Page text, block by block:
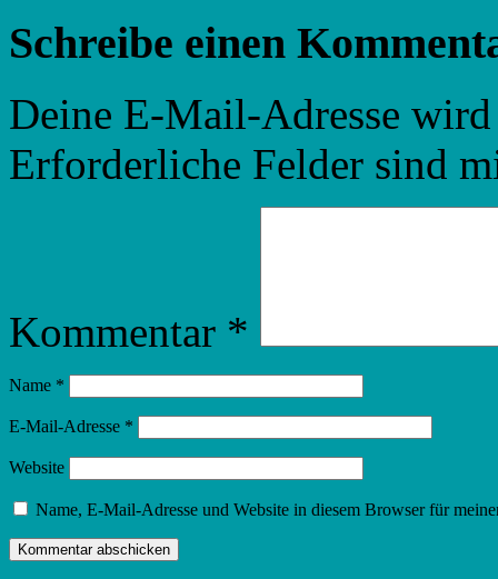
Schreibe einen
Deine E-Mail-Adresse
Erforderliche Felder sind
Kommentar *
Name *
E-Mail-Adresse *
Website
Name, E-Mail-Adresse und Website in diesem Browser für